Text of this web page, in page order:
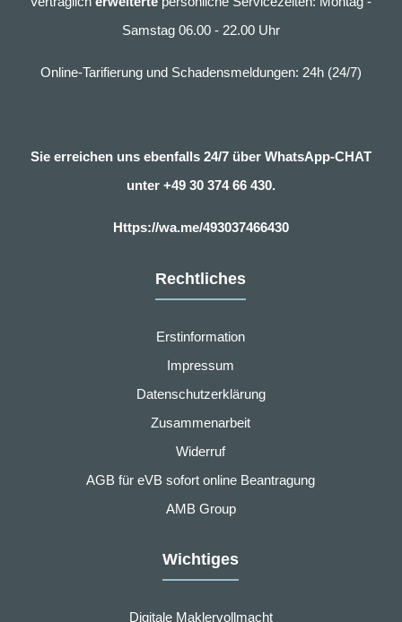
Samstag 06.00 - 22.00 Uhr
Online-Tarifierung und Schadensmeldungen: 24h (24/7)
Sie erreichen uns ebenfalls 24/7 über WhatsApp-CHAT
unter +49 30 374 66 430.
Https://wa.me/493037466430
Rechtliches
Erstinformation
Impressum
Datenschutzerklärung
Zusammenarbeit
Widerruf
AGB für eVB sofort online Beantragung
AMB Group
Wichtiges
Digitale Maklervollmacht